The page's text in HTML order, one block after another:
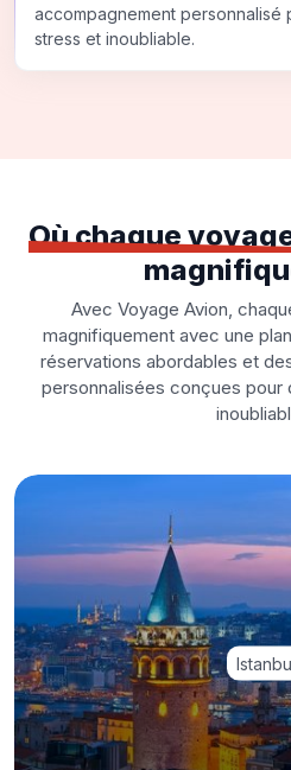
accompagnement personnalisé
stress et inoubliable.
Où chaque
Avec Voyage Avion,
magnifiquement avec une
réservations abordables et
personnalisées conçues pour